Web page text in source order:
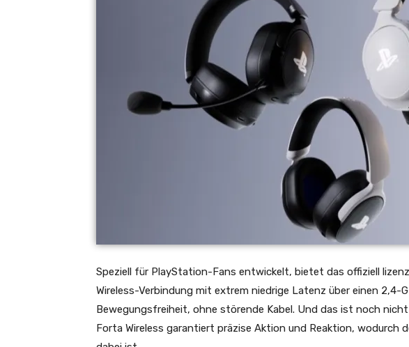
Speziell für PlayStation-Fans entwickelt, bietet das offiziell
Wireless-Verbindung mit extrem niedrige Latenz über einen 2,4-
Bewegungsfreiheit, ohne störende Kabel. Und das ist noch
Forta Wireless garantiert präzise Aktion und Reaktion, wodurch